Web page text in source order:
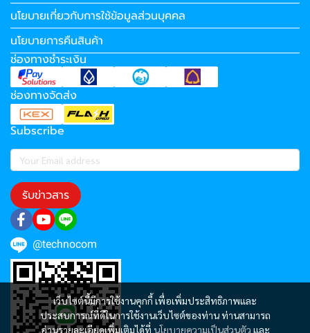
เว็บไซต์นี้มีการใช้งานคุกกี้ เพื่อเพิ่มประสิทธิภาพและ
ประสบการณ์ที่ดีในการใช้งานเว็บไซต์ของท่าน ท่านสามารถ
อ่านรายละเอียดเพิ่มเติมได้ที่ นโยบายความเป็นส่วนตัว และ
นโยบายเกี่ยวกับการใช้ข้อมูลส่วนบุคคล
นโยบายการคืนสินค้า
ช่องทางชำระเงิน
ช่องทางจัดส่ง
Subscribe
รับข่าวสาร
@technocom